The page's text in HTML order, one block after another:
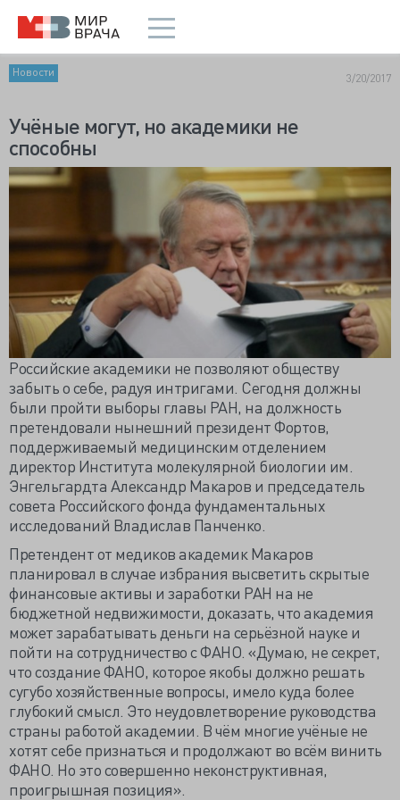
Новости 3/20/2017
Учёные могут, но академики не
способны
Российские академики не позволяют обществу
забыть о себе, радуя интригами. Сегодня должны
были пройти выборы главы РАН, на должность
претендовали нынешний президент Фортов,
поддерживаемый медицинским отделением
директор Института молекулярной биологии им.
Энгельгардта Александр Макаров и председатель
совета Российского фонда фундаментальных
исследований Владислав Панченко.
Претендент от медиков академик Макаров
планировал в случае избрания высветить скрытые
финансовые активы и заработки РАН на не
бюджетной недвижимости, доказать, что академия
может зарабатывать деньги на серьёзной науке и
пойти на сотрудничество с ФАНО. «Думаю, не секрет,
что создание ФАНО, которое якобы должно решать
сугубо хозяйственные вопросы, имело куда более
глубокий смысл. Это неудовлетворение руководства
страны работой академии. В чём многие учёные не
хотят себе признаться и продолжают во всём винить
ФАНО. Но это совершенно неконструктивная,
проигрышная позиция».